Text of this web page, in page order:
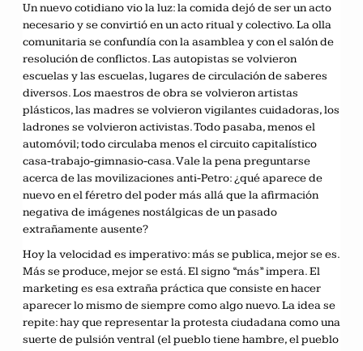
Un nuevo cotidiano vio la luz: la comida dejó de ser un acto
necesario y se convirtió en un acto ritual y colectivo. La olla
comunitaria se confundía con la asamblea y con el salón de
resolución de conflictos. Las autopistas se volvieron
escuelas y las escuelas, lugares de circulación de saberes
diversos. Los maestros de obra se volvieron artistas
plásticos, las madres se volvieron vigilantes cuidadoras, los
ladrones se volvieron activistas. Todo pasaba, menos el
automóvil; todo circulaba menos el circuito capitalístico
casa-trabajo-gimnasio-casa. Vale la pena preguntarse
acerca de las movilizaciones anti-Petro: ¿qué aparece de
nuevo en el féretro del poder más allá que la afirmación
negativa de imágenes nostálgicas de un pasado
extrañamente ausente?
Hoy la velocidad es imperativo: más se publica, mejor se es.
Más se produce, mejor se está. El signo “más” impera. El
marketing es esa extraña práctica que consiste en hacer
aparecer lo mismo de siempre como algo nuevo. La idea se
repite: hay que representar la protesta ciudadana como una
suerte de pulsión ventral (el pueblo tiene hambre, el pueblo